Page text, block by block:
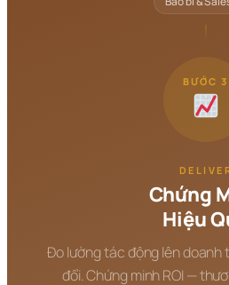
BƯỚC 3
Chứng
Hiệu
Đo lường tác động lên doanh
đổi. Chứng minh ROI —